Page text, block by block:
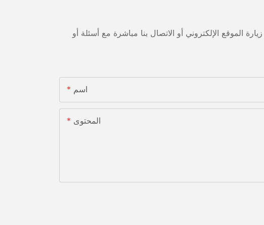
الموقع الإلكتروني أو الاتصال بنا مباشرة مع أسئلة أو
اسم
المحتوى